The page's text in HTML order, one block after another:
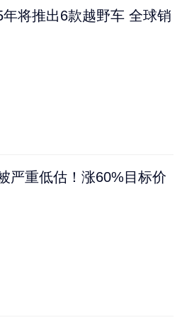
将推出6款越野车 全球销
严重低估！涨60%目标价